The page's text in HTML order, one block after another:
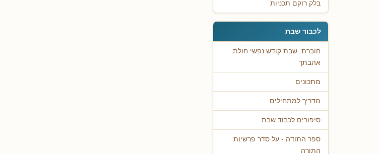
בלק רוקם תכניות
לכבוד שבת
חוברת: שבת קודש נפשי חולת
אהבתך
מתכונים
מדריך למתחילים
סיפורים לכבוד שבת
ספר התודה - על סדר פרשיות
התורה